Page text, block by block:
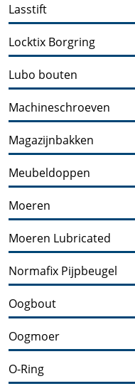
Lasstift
Locktix Borgring
Lubo bouten
Machineschroeven
Magazijnbakken
Meubeldoppen
Moeren
Moeren Lubricated
Normafix Pijpbeugel
Oogbout
Oogmoer
O-Ring